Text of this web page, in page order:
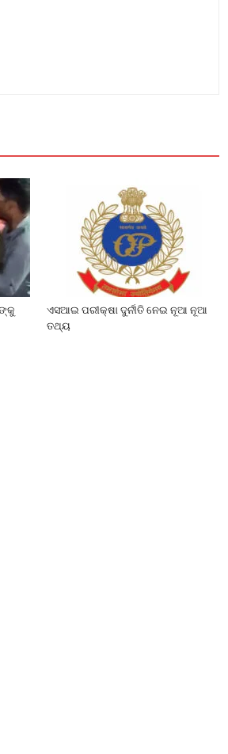
ଏସଆଇ ପରୀକ୍ଷା ଦୁର୍ନୀତି ନେଇ ନୂଆ ନୂଆ
ତଥ୍ୟ